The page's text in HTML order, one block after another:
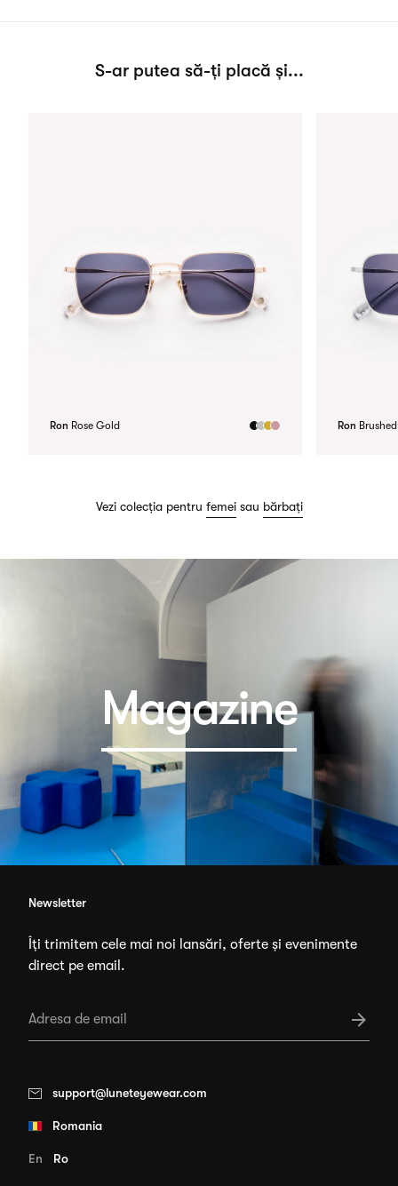
S-ar putea să-ți placă și...
Ron Rose Gold Ron
Vezi colecția pentru femei sau bărbați
Magazine
Newsletter
Îți trimitem cele mai noi lansări, oferte și evenimente
direct pe email.
support@luneteyewear.com
Romania
En Ro